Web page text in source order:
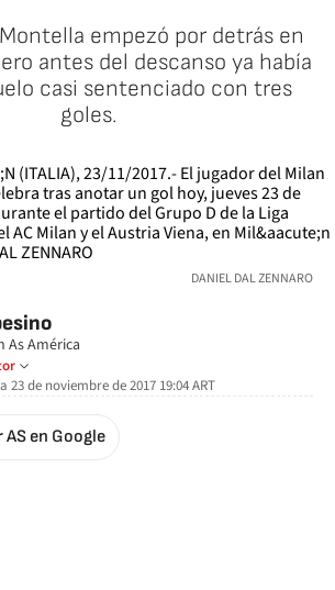
empezó por detrás en
antes del descanso ya había
casi sentenciado con tres
goles.
DANIEL DAL ZENNARO
As América
23 de noviembre de 2017 19:04ART
en Google